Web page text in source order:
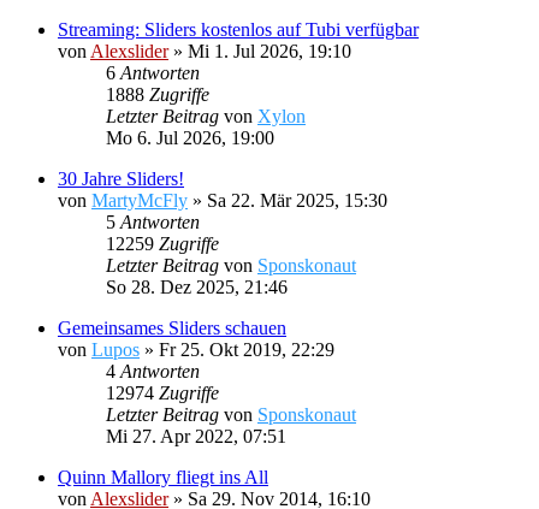
Streaming: Sliders kostenlos auf Tubi verfügbar
von Alexslider» Mi 1. Jul 2026, 19:10
6 Antworten
1888 Zugriffe
Letzter Beitrag von Xylon
Mo 6. Jul 2026, 19:00
30 Jahre Sliders!
von MartyMcFly » Sa 22. Mär 2025, 15:30
5 Antworten
12259 Zugriffe
Letzter Beitrag von Sponskonaut
So 28. Dez 2025, 21:46
Gemeinsames Sliders schauen
von Lupos » Fr 25. Okt 2019, 22:29
4 Antworten
12974 Zugriffe
Letzter Beitrag von Sponskonaut
Mi 27. Apr 2022, 07:51
Quinn Mallory fliegt ins All
von Alexslider» Sa 29. Nov 2014, 16:10